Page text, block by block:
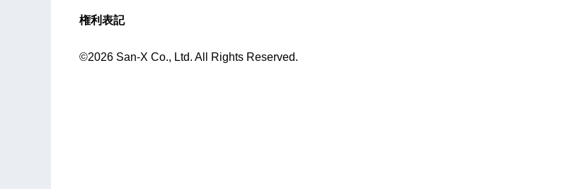
権利表記
©2026 San-X Co., Ltd. All Rights Reserved.